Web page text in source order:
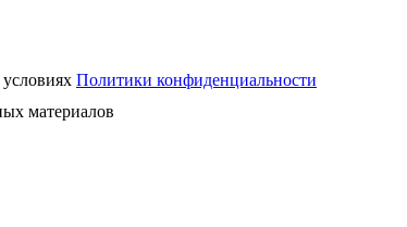
Политики конфиденциальности
материалов